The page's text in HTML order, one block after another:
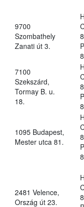
9700
Szombathely
Zanati út 3.
7100
Szekszárd,
Tormay B. u.
18.
1095 Budapest,
Mester utca 81.
2481 Velence,
Ország út 23.